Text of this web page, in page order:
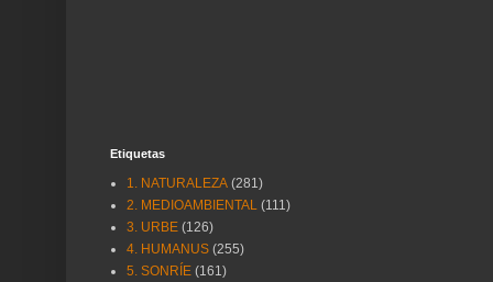
Etiquetas
1. NATURALEZA (281)
2. MEDIOAMBIENTAL (111)
3. URBE (126)
4. HUMANUS (255)
5. SONRÍE (161)